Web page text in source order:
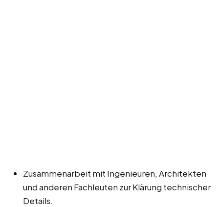
Zusammenarbeit mit Ingenieuren, Architekten
und anderen Fachleuten zur Klärung technischer
Details.